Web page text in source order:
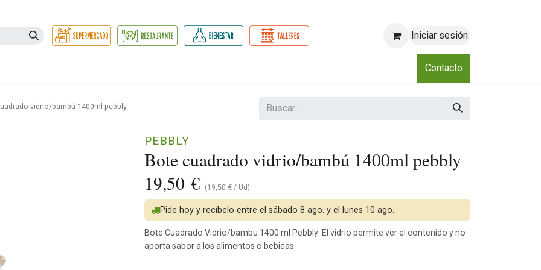
Iniciar sesión
Club
Contacto
vidrio/bambú 1400ml pebbly
Bote cuadrado vidrio/bambú 1400ml pebbly
PEBBLY
19,50 € (19,50 € / Ud)
Pide hoy y recíbelo entre el sábado 8 ago. y el lunes 10 ago.
Bote Cuadrado Vidrio/bambu 1400 ml Pebbly: El vidrio permite ver el contenido y no
aporta sabor a los alimentos o bebidas.